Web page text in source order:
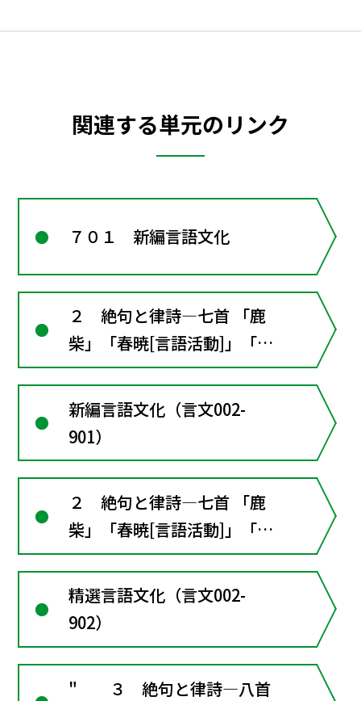
関連する単元のリンク
７０１ 新編言語文化
２ 絶句と律詩―七首 「鹿
柴」「春暁[言語活動]」「黄
鶴楼送孟浩然之広陵」「贈汪
倫」「涼州詞」「春望」〈漢
詩と日本文学〉〔言語活動〕
訳詩を書く■漢文の窓２･･･
漢詩の形式ときまり
新編言語文化（言文002-
901）
２ 絶句と律詩―七首 「鹿
柴」「春暁[言語活動]」「黄
鶴楼送孟浩然之広陵」「贈汪
倫」「涼州詞」「春望」
〔言語活動〕訳詩を書く ■
きまり
精選言語文化（言文002-
902）
" ３ 絶句と律詩―八首